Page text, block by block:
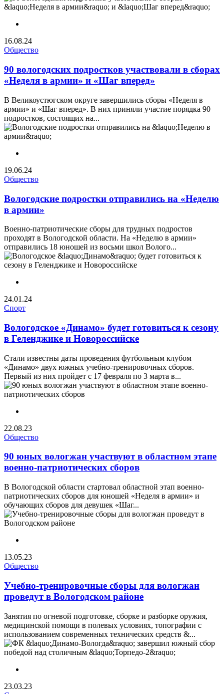
16.08.24
Общество
90 вологодских подростков участвовали в сборах
«Неделя в армии» и «Шаг вперед»
В Великоустюгском округе завершились сборы «Неделя в
армии» и «Шаг вперед». В них приняли участие порядка 90
подростков, состоящих на...
19.06.24
Общество
Вологодские подростки отправились на «Неделю
в армии»
Военно-патриотические сборы для трудных подростов
проходят в Вологодской области. На «Неделю в армии»
отправились 18 юношей из восьми школ Волого...
24.01.24
Спорт
Вологодское «Динамо» будет готовиться к сезону
в Геленджике и Новороссийске
Стали известны даты проведения футбольным клубом
«Динамо» двух южных учебно-тренировочных сборов.
Первый из них пройдет с 17 февраля по 3 марта в...
22.08.23
Общество
90 юных вологжан участвуют в областном этапе
военно-патриотических сборов
В Вологодской области стартовал областной этап военно-
патриотических сборов для юношей «Неделя в армии» и
обучающих сборов для девушек «Шаг...
13.05.23
Общество
Учебно-тренировочные сборы для вологжан
проведут в Вологодском районе
Занятия по огневой подготовке, сборке и разборке оружия,
медицинской помощи в полевых условиях, топографии с
использованием современных технических средств &...
23.03.23